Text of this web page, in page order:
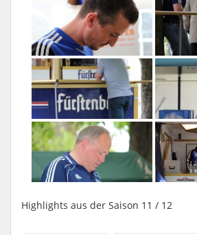
Highlights aus der Saison 11 / 12